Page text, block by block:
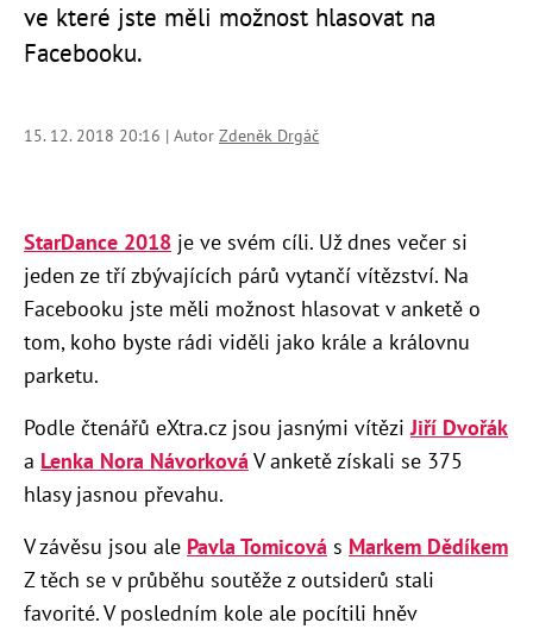
ve které jste měli možnost hlasovat na
Facebooku.
15. 12. 2018 20:16 | Autor Zdeněk Drgáč
StarDance 2018 je ve svém cíli. Už dnes večer si
jeden ze tří zbývajících párů vytančí vítězství. Na
Facebooku jste měli možnost hlasovat v anketě o
tom, koho byste rádi viděli jako krále a královnu
parketu.
Podle čtenářů eXtra.cz jsou jasnými vítěziJiří Dvořák
a Lenka Nora Návorková V anketě získali se 375
hlasy jasnou převahu.
V závěsu jsou ale Pavla Tomicová s Markem Dědíkem
Z těch se v průběhu soutěže z outsiderů stali
favorité. V posledním kole ale pocítili hněv